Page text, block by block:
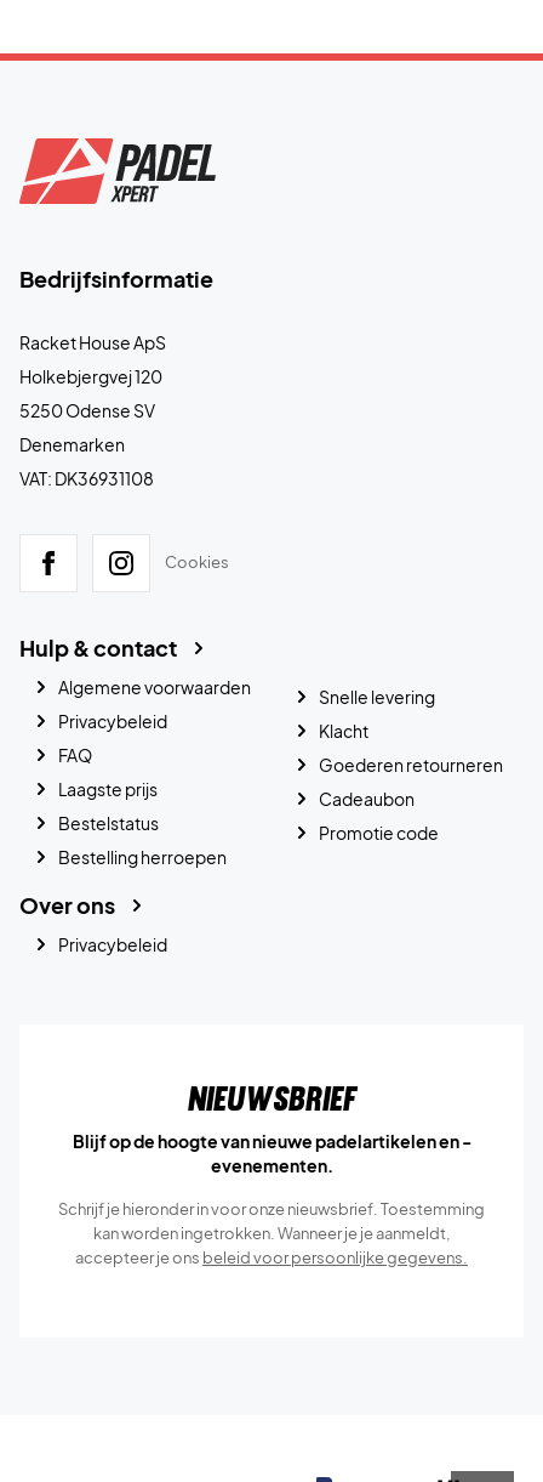
Bedrijfsinformatie
Racket House ApS
Holkebjergvej 120
5250 Odense SV
Denemarken
VAT: DK36931108
Cookies
Hulp & contact
Algemene voorwaarden
Privacybeleid
FAQ
Laagste prijs
Bestelstatus
Bestelling herroepen
Snelle levering
Klacht
Goederen retourneren
Cadeaubon
Promotie code
Over ons
Privacybeleid
Nieuwsbrief
Blijf op de hoogte van nieuwe padelartikelen en -
evenementen.
Schrijf je hieronder in voor onze nieuwsbrief. Toestemming
kan worden ingetrokken. Wanneer je je aanmeldt,
accepteer je ons beleid voor persoonlijke gegevens.